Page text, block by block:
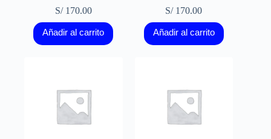
S/170.00
Añadir al carrito
S/170.00
Añadir al carrito